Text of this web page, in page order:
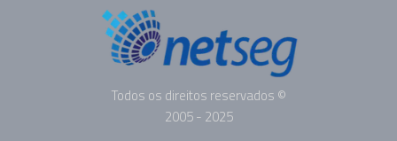
Todos os direitos reservados ©
2005 - 2025